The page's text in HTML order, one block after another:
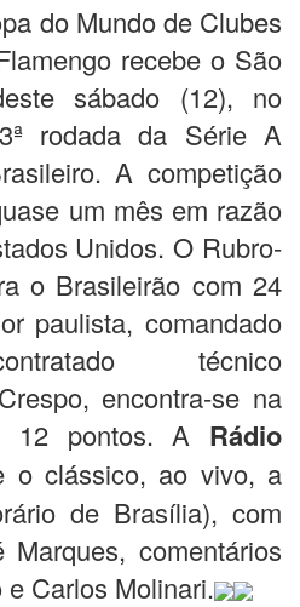
do Mundo de Clubes
recebe o São
sábado (12), no
rodada da Série A
A competição
um mês em razão
Unidos. O Rubro-
o Brasileirão com 24
paulista, comandado
técnico
encontra-se na
12 pontos. A Rádio
o clássico, ao vivo, a
de Brasília), com
comentários
Carlos Molinari.